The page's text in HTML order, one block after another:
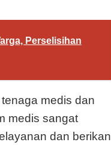
Perselisihan
medis dan
medis sangat
dan berikan